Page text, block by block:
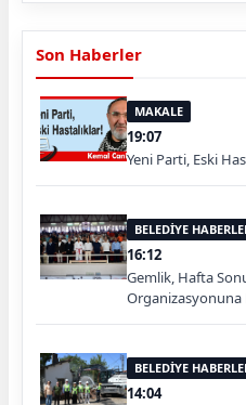
Son Haberler
MAKALE
19:07
Yeni Parti, Eski
BELEDİYE
16:12
Gemlik, Hafta
Organizasyonuna
BELEDİYE
14:04